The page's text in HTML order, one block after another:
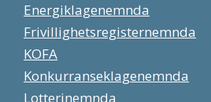
Energiklagenemnda
Frivillighetsregisternemnda
KOFA
Konkurranseklagenemnda
Lotterinemnda